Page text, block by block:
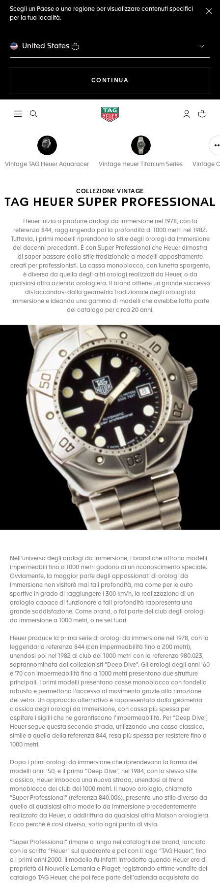
Scegli un Paese o una regione per visualizzare contenuti specifici
per la tua località.
United States
CONTINUA
Apri la ricerca L'account
Il tuo
Vintage TAG Heuer Aquaracer Vintage Heuer Titanium Series Vintage
COLLEZIONE VINTAGE
TAG HEUER SUPER PROFESSIONAL
Heuer inizia a produrre orologi da immersione nel 1978, con la
referenza 844, raggiungendo poi la profondità di 1000 metri nel 1982.
Tuttavia, i primi modelli riprendono lo stile degli orologi da immersione
dei decenni precedenti. È con Super Professional che Heuer dimostra
di saper passare dallo stile tradizionale a modelli appositamente
creati per professionisti. La cassa monoblocco, con lunetta sporgente,
è diversa da quella degli altri orologi realizzati da Heuer, o da
qualsiasi altra azienda orologiera. Il brand ottiene un grande successo
distaccandosi dalla geometria tradizionale degli orologi da
immersione e ideando una gamma di modelli che avrebbe fatto parte
del catalogo per circa 20 anni.
Nell'universo degli orologi da immersione, i brand che offrono modelli
impermeabili fino a 1000 metri godono di un riconoscimento speciale.
Ovviamente, la maggior parte degli appassionati di orologi da
immersione non visiterà mai tali profondità, ma come per le auto
sportive in grado di raggiungere i 300 km/h, la realizzazione di un
orologio capace di funzionare a tali profondità rappresenta una
grande soddisfazione. Come brand, o fai parte del club degli orologi
da immersione a 1000 metri, o ne sei fuori.
Heuer produce la prima serie di orologi da immersione nel 1978, con la
leggendaria referenza 844 (con impermeabilità fino a 200 metri),
unendosi poi nel 1982 al club dei 1000 metri con la referenza 980.023,
soprannominata dai collezionisti “Deep Dive”. Gli orologi degli anni '60
e '70 con impermeabilità fino a 1000 metri presentano due strutture
principali. I primi modelli presentano casse monoblocco con fondello
robusto e permettono l'accesso al movimento grazie alla rimozione
del vetro. Un approccio alternativo è rappresentato dalla geometria
classica degli orologi da immersione, con cassa più spessa per
ospitare i sigilli che ne garantiscono l'impermeabilità. Per “Deep Dive”,
Heuer segue questa seconda strada, utilizzando una cassa classica,
simile a quella della referenza 844, resa più spessa per resistere fino a
1000 metri.
Dopo i primi orologi da immersione che riprendevano la forma dei
modelli anni '50, e il primo “Deep Dive”, nel 1984, con lo stesso stile
classico, Heuer imbocca una nuova strada, unendosi al trend
monoblocco del club dei 1000 metri. Il nuovo orologio, chiamato
“Super Professional” (referenza 840.006), presenta uno stile diverso da
quello di qualsiasi altro modello da immersione precedentemente
realizzato da Heuer, o addirittura da qualsiasi altra Maison orologiera.
Ecco perché è così diverso, sotto ogni punto di vista.
“Super Professional” rimane a lungo nei cataloghi del brand, lanciato
con la scritta “Heuer” sul quadrante e poi con il logo “TAG Heuer”, fino
a i primi anni 2000. Il modello fu infatti introdotto quando Heuer era di
proprietà di Nouvelle Lemania e Piaget, registrando ottime vendite del
catalogo TAG Heuer, che poi fece parte dell'azienda acquistata da